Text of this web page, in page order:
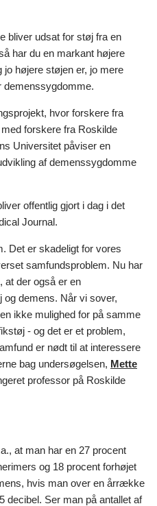
bliver udsat for støj fra en
har du en markant højere
højere støjen er, jo mere
demenssygdomme.
hvor forskere fra
forskere fra Roskilde
Universitet påviser en
af demenssygdomme
offentlig gjort i dag i det
Journal.
Det er skadeligt for vores
samfundsproblem. Nu har
at der også er en
demens. Når vi sover,
ikke mulighed for på samme
- og det er et problem,
er nødt til at interessere
bag undersøgelsen, Mette
professor på Roskilde
at man har en 27 procent
og 18 procent forhøjet
hvis man over en årrække
decibel. Ser man på antallet af